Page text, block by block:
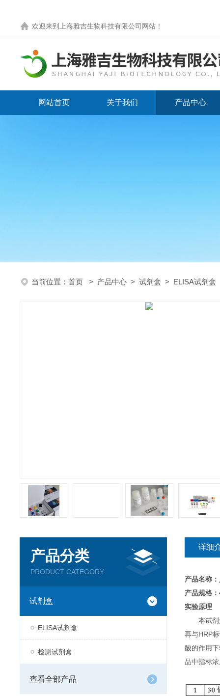
欢迎来到 上海雅吉生物科技有限公司网站 ！
网站首页 关于我们 产品中心
当前位置： 首页 > 产品中心 > 试剂盒 > ELISA试剂盒
产品分类
PRODUCT CATEGORY
试剂盒
ELISA试剂盒
检测试剂盒
查看全部产品
详细
产品名称：
产品规格
实验原理
本试
再与HRP
酸的作用
品中指标